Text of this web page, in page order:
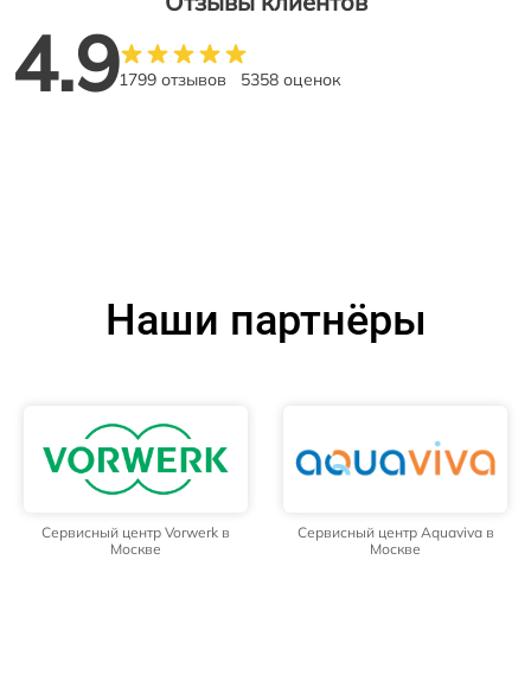
4.91799 отзывов 5358 оценок
Наши партнёры
Сервисный центр Vorwerk в
Москве
Сервисный центр Aquaviva в
Москве